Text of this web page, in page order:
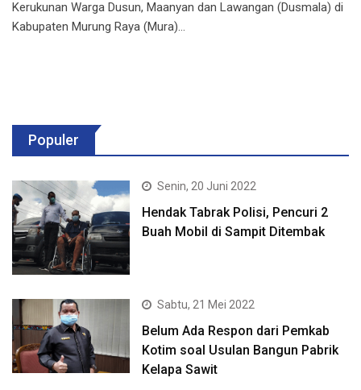
Kerukunan Warga Dusun, Maanyan dan Lawangan (Dusmala) di
Kabupaten Murung Raya (Mura)…
Populer
Senin, 20 Juni 2022
Hendak Tabrak Polisi, Pencuri 2
Buah Mobil di Sampit Ditembak
Sabtu, 21 Mei 2022
Belum Ada Respon dari Pemkab
Kotim soal Usulan Bangun Pabrik
Kelapa Sawit